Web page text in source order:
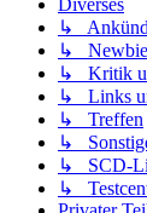
Diverses
↳
↳ Newbie
↳ Kritik
↳ Links
↳ Treffen
↳
↳ SCD-
↳